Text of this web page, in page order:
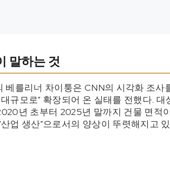
말하는 것
베를리너 차이퉁은 CNN의 시각화 조
규모로" 확장되어 온 실태를 전했다.
년 초부터 2025년 말까지 건물 면적
업 생산"으로서의 양상이 뚜렷해지고